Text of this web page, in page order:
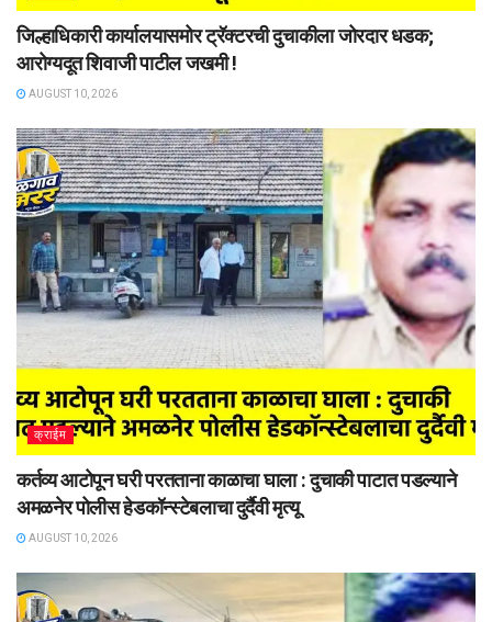
जिल्हाधिकारी कार्यालयासमोर ट्रॅक्टरची दुचाकीला जोरदार धडक;
आरोग्यदूत शिवाजी पाटील जखमी !
AUGUST 10, 2026
क्राईम
कर्तव्य आटोपून घरी परतताना काळाचा घाला : दुचाकी पाटात पडल्याने
अमळनेर पोलीस हेडकॉन्स्टेबलाचा दुर्दैवी मृत्यू
AUGUST 10, 2026